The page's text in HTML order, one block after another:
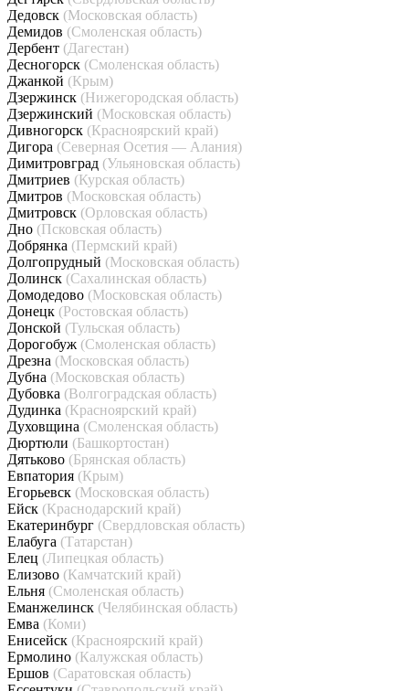
Дедовск (Московская область)
Демидов (Смоленская область)
Дербент (Дагестан)
Десногорск (Смоленская область)
Джанкой (Крым)
Дзержинск (Нижегородская область)
Дзержинский (Московская область)
Дивногорск (Красноярский край)
Дигора (Северная Осетия — Алания)
Димитровград (Ульяновская область)
Дмитриев (Курская область)
Дмитров (Московская область)
Дмитровск (Орловская область)
Дно (Псковская область)
Добрянка (Пермский край)
Долгопрудный (Московская область)
Долинск (Сахалинская область)
Домодедово (Московская область)
Донецк (Ростовская область)
Донской (Тульская область)
Дорогобуж (Смоленская область)
Дрезна (Московская область)
Дубна (Московская область)
Дубовка (Волгоградская область)
Дудинка (Красноярский край)
Духовщина (Смоленская область)
Дюртюли (Башкортостан)
Дятьково (Брянская область)
Евпатория (Крым)
Егорьевск (Московская область)
Ейск (Краснодарский край)
Екатеринбург (Свердловская область)
Елабуга (Татарстан)
Елец (Липецкая область)
Елизово (Камчатский край)
Ельня (Смоленская область)
Еманжелинск (Челябинская область)
Емва (Коми)
Енисейск (Красноярский край)
Ермолино (Калужская область)
Ершов (Саратовская область)